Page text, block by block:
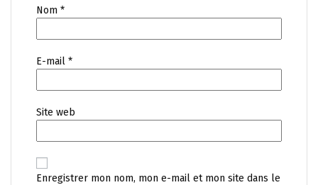
Nom *
E-mail *
Site web
Enregistrer mon nom, mon e-mail et mon site dans le